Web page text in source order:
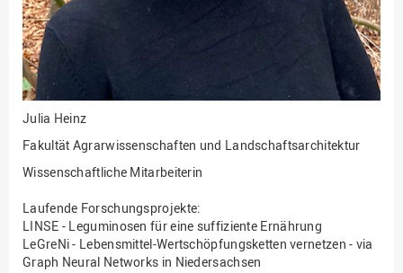
Gleichstellungsbüro
Hochschulleitung
Hochschulplanung/-
strategie
Innenrevision
Institut für Musik
Kommunikation und
Marketing
LearningCenter
Julia Heinz
Fakultät Agrarwissenschaften und Landschaftsarchitektur
Wissenschaftliche Mitarbeiterin
Laufende Forschungsprojekte:
LINSE - Leguminosen für eine suffiziente Ernährung
LeGreNi - Lebensmittel-Wertschöpfungsketten vernetzen - via
Graph Neural Networks in Niedersachsen